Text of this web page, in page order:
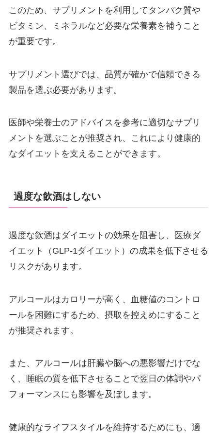
このため、サプリメントを利用してタンパク質や
ビタミン、ミネラルなど必要な栄養素を補うこと
が重要です。
サプリメント選びでは、品質が確かで信頼できる
製品を選ぶ必要があります。
医師や栄養士のアドバイスを参考に適切なサプリ
メントを選ぶことが推奨され、これにより健康的
なダイエットを支えることができます。
過度な飲酒はしない
過度な飲酒はダイエットの効果を阻害し、医療ダ
イエット（GLP-1ダイエット）の成果を低下させる
リスクがあります。
アルコールはカロリーが高く、血糖値のコントロ
ールを困難にするため、摂取を控えめにすること
が推奨されます。
また、アルコールは肝臓や脳への悪影響だけでな
く、睡眠の質を低下させることで翌日の体調やパ
フォーマンスにも影響を及ぼします。
健康的なライフスタイルを維持するためにも、適